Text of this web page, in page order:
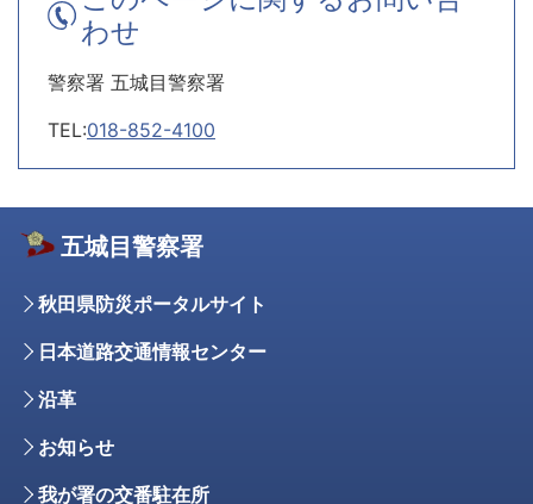
わせ
警察署 五城目警察署
TEL:018-852-4100
五城目警察署
秋田県防災ポータルサイト
日本道路交通情報センター
沿革
お知らせ
我が署の交番駐在所